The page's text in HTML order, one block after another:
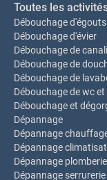
Toutes les
Débouchage d'égouts
Débouchage d'évier
Débouchage de
Débouchage de
Débouchage de
Débouchage de wc
Débouchage et
Dépannage
Dépannage
Dépannage
Dépannage plomberie
Dépannage serrurerie